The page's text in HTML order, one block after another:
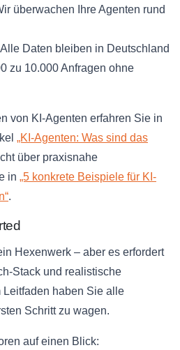
überwachen Ihre Agenten rund
Alle Daten bleiben in Deutschland
zu 10.000 Anfragen ohne
von KI-Agenten erfahren Sie in
„KI-Agenten: Was sind das
über praxisnahe
in „5 konkrete Beispiele für KI-
.
Hexenwerk – aber es erfordert
Stack und realistische
Leitfaden haben Sie alle
Schritt zu wagen.
auf einen Blick: